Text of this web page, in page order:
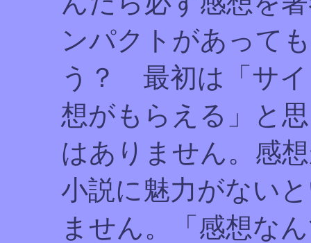
ンパクトがあって
う？ 最初は「サイ
想がもらえる」と
はありません。感
小説に魅力がない
ません。「感想な